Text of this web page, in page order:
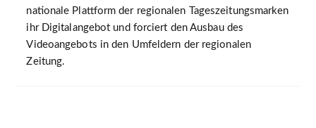
nationale Plattform der regionalen Tageszeitungsmarken
ihr Digitalangebot und forciert den Ausbau des
Videoangebots in den Umfeldern der regionalen
Zeitung.